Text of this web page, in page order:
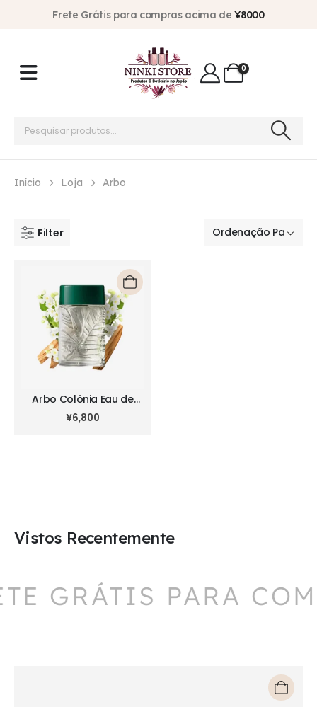
Frete Grátis para compras acima de¥8000
0
Início Loja Arbo
Filter
Arbo Colônia Eau de
Toilette 100 ml
¥6,800
Vistos Recentemente
GRÁTIS PARA